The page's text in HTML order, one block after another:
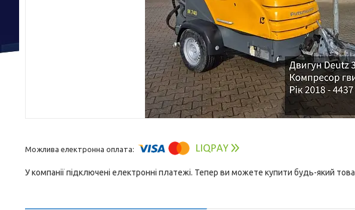
У компанії підключені електронні платежі. Тепер ви можете купити будь-який